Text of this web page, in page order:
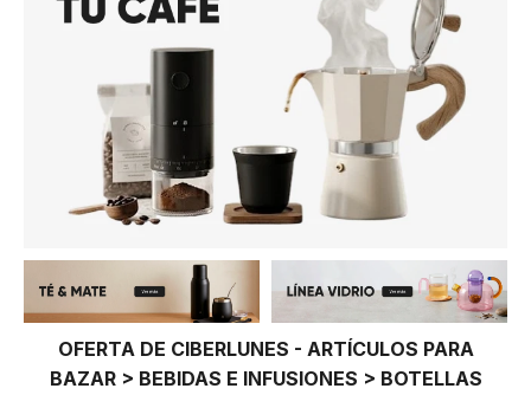
OFERTA DE CIBERLUNES - ARTÍCULOS PARA
BAZAR > BEBIDAS E INFUSIONES > BOTELLAS